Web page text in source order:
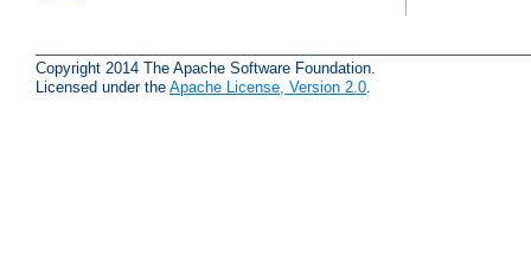
Copyright 2014 The Apache Software Foundation.
Licensed under the Apache License, Version 2.0